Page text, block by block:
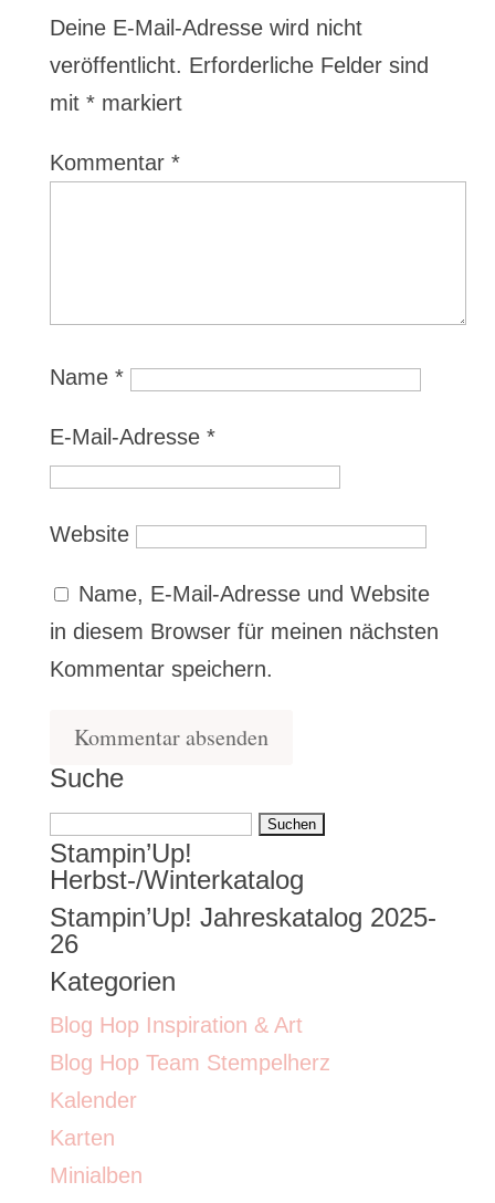
Deine E-Mail-Adresse wird nicht
veröffentlicht. Erforderliche Felder sind
mit *markiert
Kommentar *
Name *
E-Mail-Adresse *
Website
Name, E-Mail-Adresse und Website
in diesem Browser für meinen nächsten
Kommentar speichern.
Suche
Suchen
nach:
Stampin’Up!
Herbst-/Winterkatalog
Stampin’Up! Jahreskatalog 2025-
26
Kategorien
Blog Hop Inspiration & Art
Blog Hop Team Stempelherz
Kalender
Karten
Minialben